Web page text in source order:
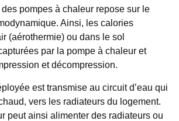
pompes à chaleur repose sur le
Ainsi, les calories
(aérothermie) ou dans le sol
par la pompe à chaleur et
et décompression.
est transmise au circuit d’eau qui
vers les radiateurs du logement.
peut ainsi alimenter des radiateurs ou